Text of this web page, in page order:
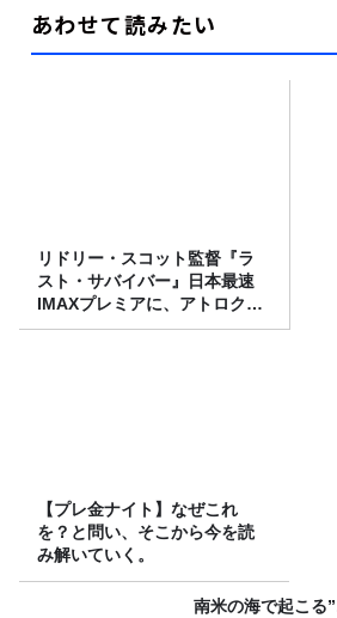
あわせて読みたい
リドリー・スコット監督『ラ
スト・サバイバー』日本最速
IMAXプレミアに、アトロクリ
スナー60名をご招待！
【プレ金ナイト】なぜこれ
を？と問い、そこから今を読
み解いていく。
南米の海で起こる